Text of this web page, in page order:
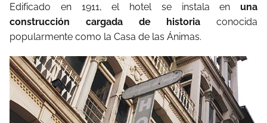
Edificado en 1911, el hotel se instala en una
construcción cargada de historia conocida
popularmente como la Casa de las Ánimas.